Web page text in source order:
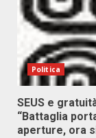
Politica
SEUS e
“Battaglia
aperture, ora